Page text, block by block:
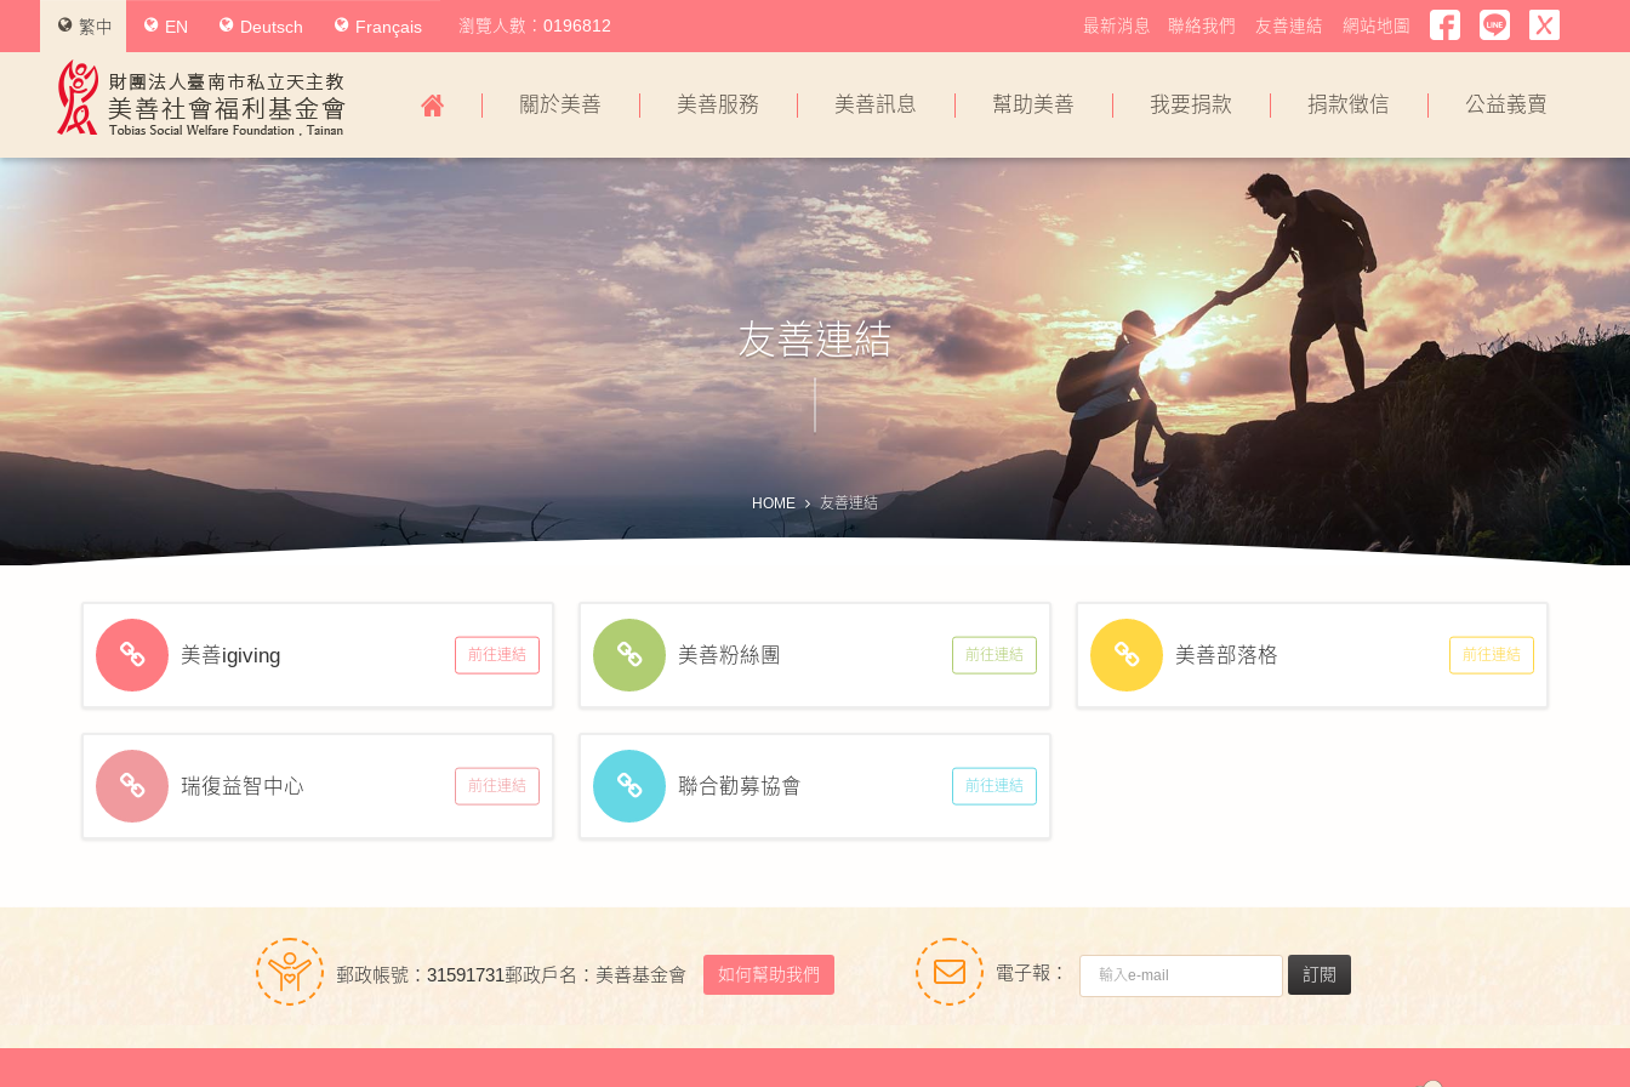
會
福
利
基
金
主
導
覽
關於美善 美善服務 美善訊息 幫助美善 我要捐款 捐款徵信 公益義賣
繁中 EN Deutsch Français 瀏覽人數：0196812 最新消息 聯絡我們 友善連結 網站地圖
友善連結
HOME 友善連結
美善igiving 前往連結 美善粉絲團 前往連結 美善部落格 前往連結
瑞復益智中心 前往連結 聯合勸募協會 前往連結
郵政帳號：31591731郵政戶名：美善基金會 如何幫助我們 電子報： 訂閱